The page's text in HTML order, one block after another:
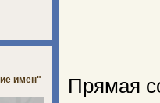
Прямая
имён"